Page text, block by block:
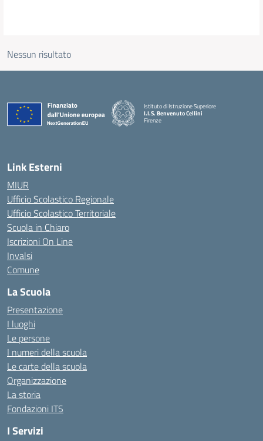
Nessun risultato
Istituto di Istruzione Superiore
I.I.S. Benvenuto Cellini
Firenze
Link Esterni
MIUR
Ufficio Scolastico Regionale
Ufficio Scolastico Territoriale
Scuola in Chiaro
Iscrizioni On Line
Invalsi
Comune
La Scuola
Presentazione
I luoghi
Le persone
I numeri della scuola
Le carte della scuola
Organizzazione
La storia
Fondazioni ITS
I Servizi